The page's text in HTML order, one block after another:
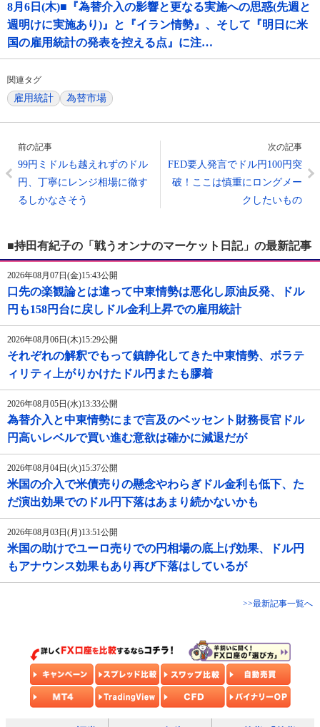
8月6日(木)■『為替介入の影響と更なる実施への思惑(先週と
週明けに実施あり)』と『イラン情勢』、そして『明日に米
国の雇用統計の発表を控える点』に注…
関連タグ
雇用統計 為替市場
前の記事
99円ミドルも越えれずのドル
円、丁寧にレンジ相場に徹す
るしかなさそう
次の記事
FED要人発言でドル円100円突
破！ここは慎重にロングメー
クしたいもの
■持田有紀子の「戦うオンナのマーケット日記」の最新記事
2026年08月07日(金)15:43公開
口先の楽観論とは違って中東情勢は悪化し原油反発、ドル
円も158円台に戻しドル金利上昇での雇用統計
2026年08月06日(木)15:29公開
それぞれの解釈でもって鎮静化してきた中東情勢、ボラテ
ィリティ上がりかけたドル円またも膠着
2026年08月05日(水)13:33公開
為替介入と中東情勢にまで言及のベッセント財務長官ドル
円高いレベルで買い進む意欲は確かに減退だが
2026年08月04日(火)15:37公開
米国の介入で米債売りの懸念やわらぎドル金利も低下、た
だ演出効果でのドル円下落はあまり続かないかも
2026年08月03日(月)13:51公開
米国の助けでユーロ売りでの円相場の底上げ効果、ドル円
もアナウンス効果もあり再び下落はしているが
>>最新記事一覧へ